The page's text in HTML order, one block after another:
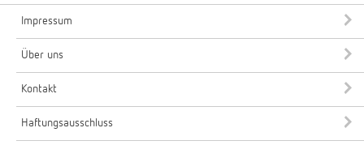
Impressum
Über uns
Kontakt
Haftungsausschluss